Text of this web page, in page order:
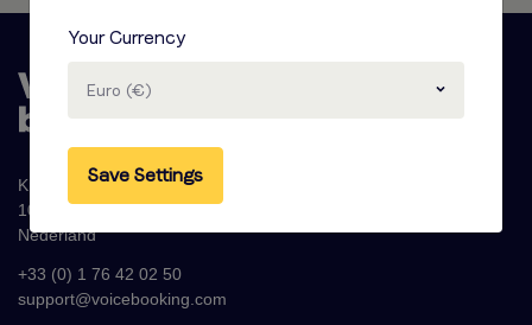
Krijn Taconiskade 286
1087 HW Amsterdam
Nederland
+33 (0) 1 76 42 02 50
support@voicebooking.com
Your Currency
Euro (€)
Save Settings